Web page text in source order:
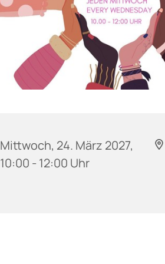
Mittwoch, 24. März 2027,
10:00 - 12:00 Uhr